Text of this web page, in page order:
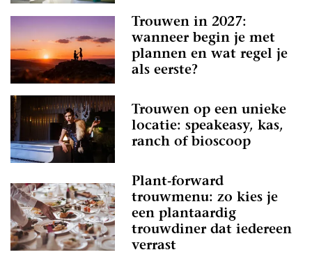
Trouwen in 2027:
wanneer begin je met
plannen en wat regel je
als eerste?
Trouwen op een unieke
locatie: speakeasy, kas,
ranch of bioscoop
Plant-forward
trouwmenu: zo kies je
een plantaardig
trouwdiner dat iedereen
verrast